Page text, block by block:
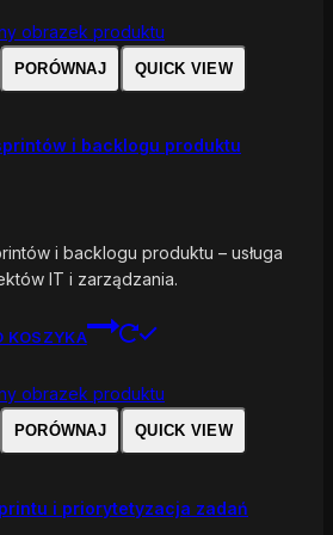
PORÓWNAJ QUICK VIEW
i backlogu produktu
i backlogu produktu – usługa
IT i zarządzania.
KOSZYKA
PORÓWNAJ QUICK VIEW
i priorytetyzacja zadań